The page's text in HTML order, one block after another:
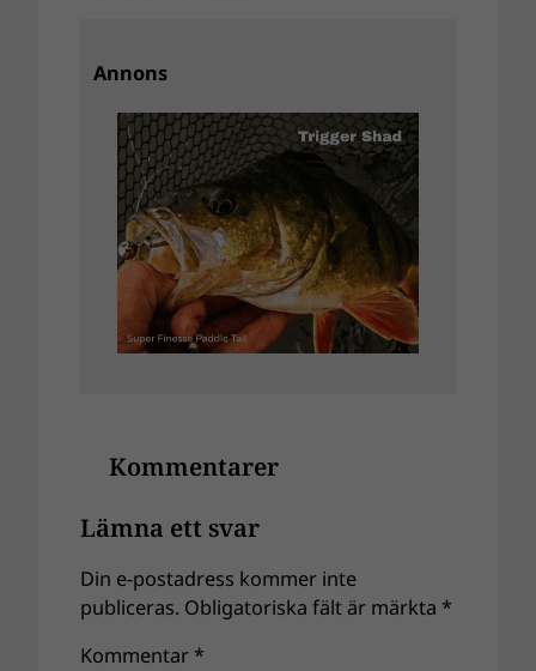
Annons
Kommentarer
Lämna ett svar
Din e-postadress kommer inte
publiceras. Obligatoriska fält är märkta *
Kommentar *